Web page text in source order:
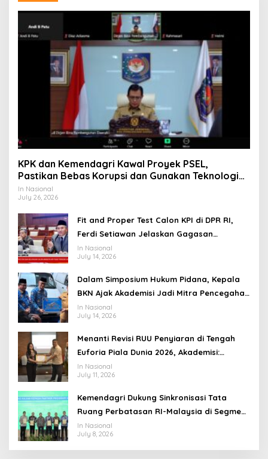
KPK dan Kemendagri Kawal Proyek PSEL,
Pastikan Bebas Korupsi dan Gunakan Teknologi
Ramah Lingkungan
In Nasional
July 26, 2026
Fit and Proper Test Calon KPI di DPR RI,
Ferdi Setiawan Jelaskan Gagasan
Transformasi Menuju Ekosistem Penyiaran
yang Adaptif
In Nasional
July 14, 2026
Dalam Simposium Hukum Pidana, Kepala
BKN Ajak Akademisi Jadi Mitra Pencegahan
Tindak Pidana di Birokrasi
In Nasional
July 14, 2026
Menanti Revisi RUU Penyiaran di Tengah
Euforia Piala Dunia 2026, Akademisi:
Jangan Terus Jadi “Messi dan Ronaldo”
Legislasi
In Nasional
July 11, 2026
Kemendagri Dukung Sinkronisasi Tata
Ruang Perbatasan RI-Malaysia di Segmen
Sinapad-Sesai
In Nasional
July 8, 2026